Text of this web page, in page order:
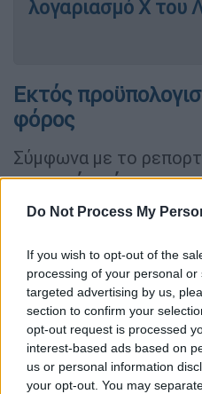
Do Not Process My
If you wish to opt-out of the
processing of your personal
targeted advertising by us,
section to confirm your
opt-out request is processed
interest-based ads based on
us or personal information
your opt-out. You may
λογαριασμό Χ του
Εκτός
φόρος
Σύμφωνα με το
ψηφιακός φόρος
κατάλογο των νέων
Κομισιόν για τη
επόμενουεπταετούς
Ένωσης (2028–2035).
δόθηκε στα κράτη-
Ιουλίου, αναμένεται
επισήμως την
πλαίσιο της